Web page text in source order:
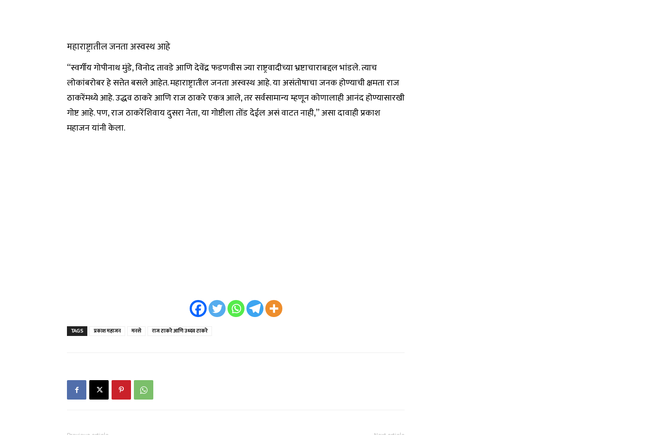
महाराष्ट्रातील जनता अस्वस्थ आहे
“स्वर्गीय गोपीनाथ मुंडे, विनोद तावडे आणि देवेंद्र फडणवीस ज्या राष्ट्रवादीच्या भ्रष्टाचाराबद्दल भांडले. त्याच
लोकांबरोबर हे सत्तेत बसले आहेत. महाराष्ट्रातील जनता अस्वस्थ आहे. या असंतोषाचा जनक होण्याची क्षमता राज
ठाकरेंमध्ये आहे. उद्धव ठाकरे आणि राज ठाकरे एकत्र आले, तर सर्वसामान्य म्हणून कोणालाही आनंद होण्यासारखी
गोष्ट आहे. पण, राज ठाकरेंशिवाय दुसरा नेता, या गोष्टीला तोंड देईल असं वाटत नाही,” असा दावाही प्रकाश
महाजन यांनी केला.
TAGS प्रकाश महाजन मनसे राज ठाकरे आणि उध्दव ठाकरे